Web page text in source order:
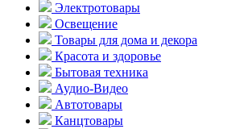
Электротовары
Освещение
Товары для дома и декора
Красота и здоровье
Бытовая техника
Аудио-Видео
Автотовары
Канцтовары